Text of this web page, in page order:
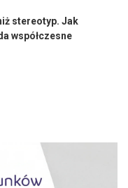
stereotyp. Jak
współczesne